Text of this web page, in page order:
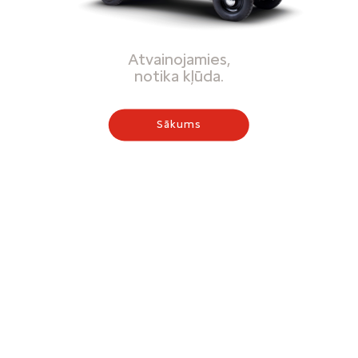
Atvainojamies,
notika kļūda.
Sākums